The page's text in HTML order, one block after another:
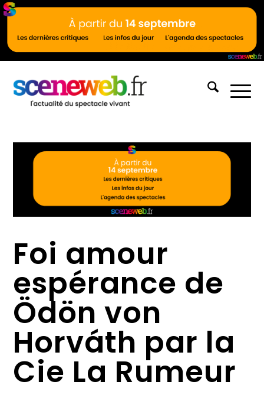
Foi amour
espérance de
Ödön von
Horváth par la
Cie La Rumeur